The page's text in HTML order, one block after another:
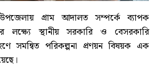
গ্রাম আদালত সম্পর্কে ব্যাপক
লক্ষ্যে স্থানীয় সরকারি ও বেসরকারি
সমন্বিত পরিকল্পনা প্রণয়ন বিষয়ক এক